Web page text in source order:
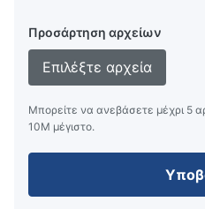
Προσάρτηση αρχείων
Επιλέξτε αρχεία
Μπορείτε να ανεβάσετε μέχρι 5
10M μέγιστο.